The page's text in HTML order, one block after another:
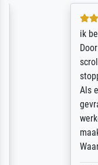
ik
Door de
scrollen is
stoppen
Als er naar
gevraagd
werken
maakt (bvb
Waarom